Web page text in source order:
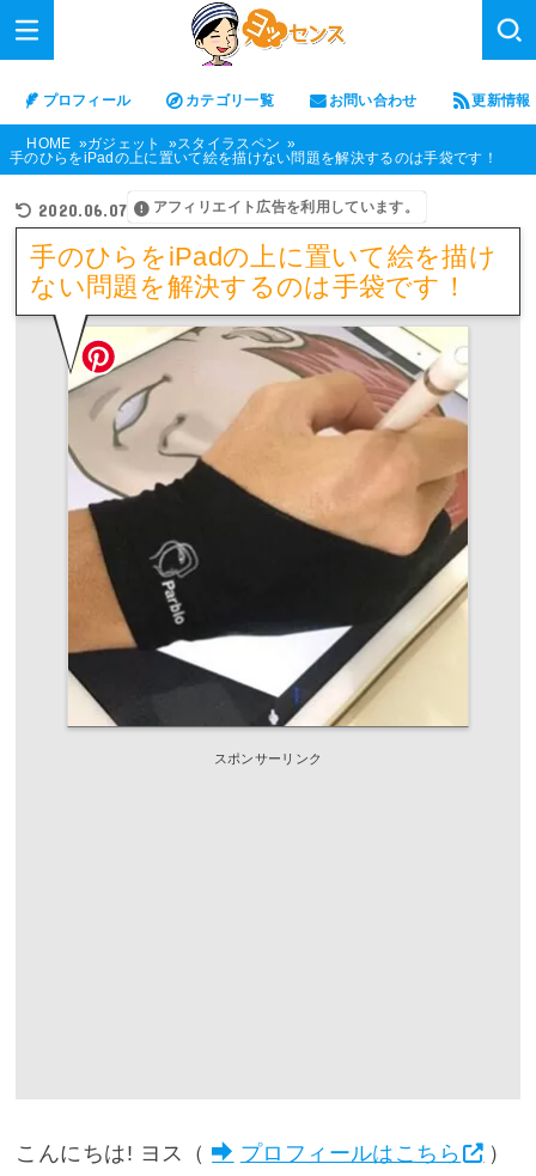
プロフィール カテゴリ一覧 お問い合わせ 更新情報
HOME ガジェット
スタイラスペン
手のひらをiPadの上に置いて絵を描けない問題を解決するのは手袋です！
2020.06.07 アフィリエイト広告を利用しています。
手のひらをiPadの上に置いて絵を描け
ない問題を解決するのは手袋です！
スポンサーリンク
こんにちは! ヨス（ プロフィールはこちら
）